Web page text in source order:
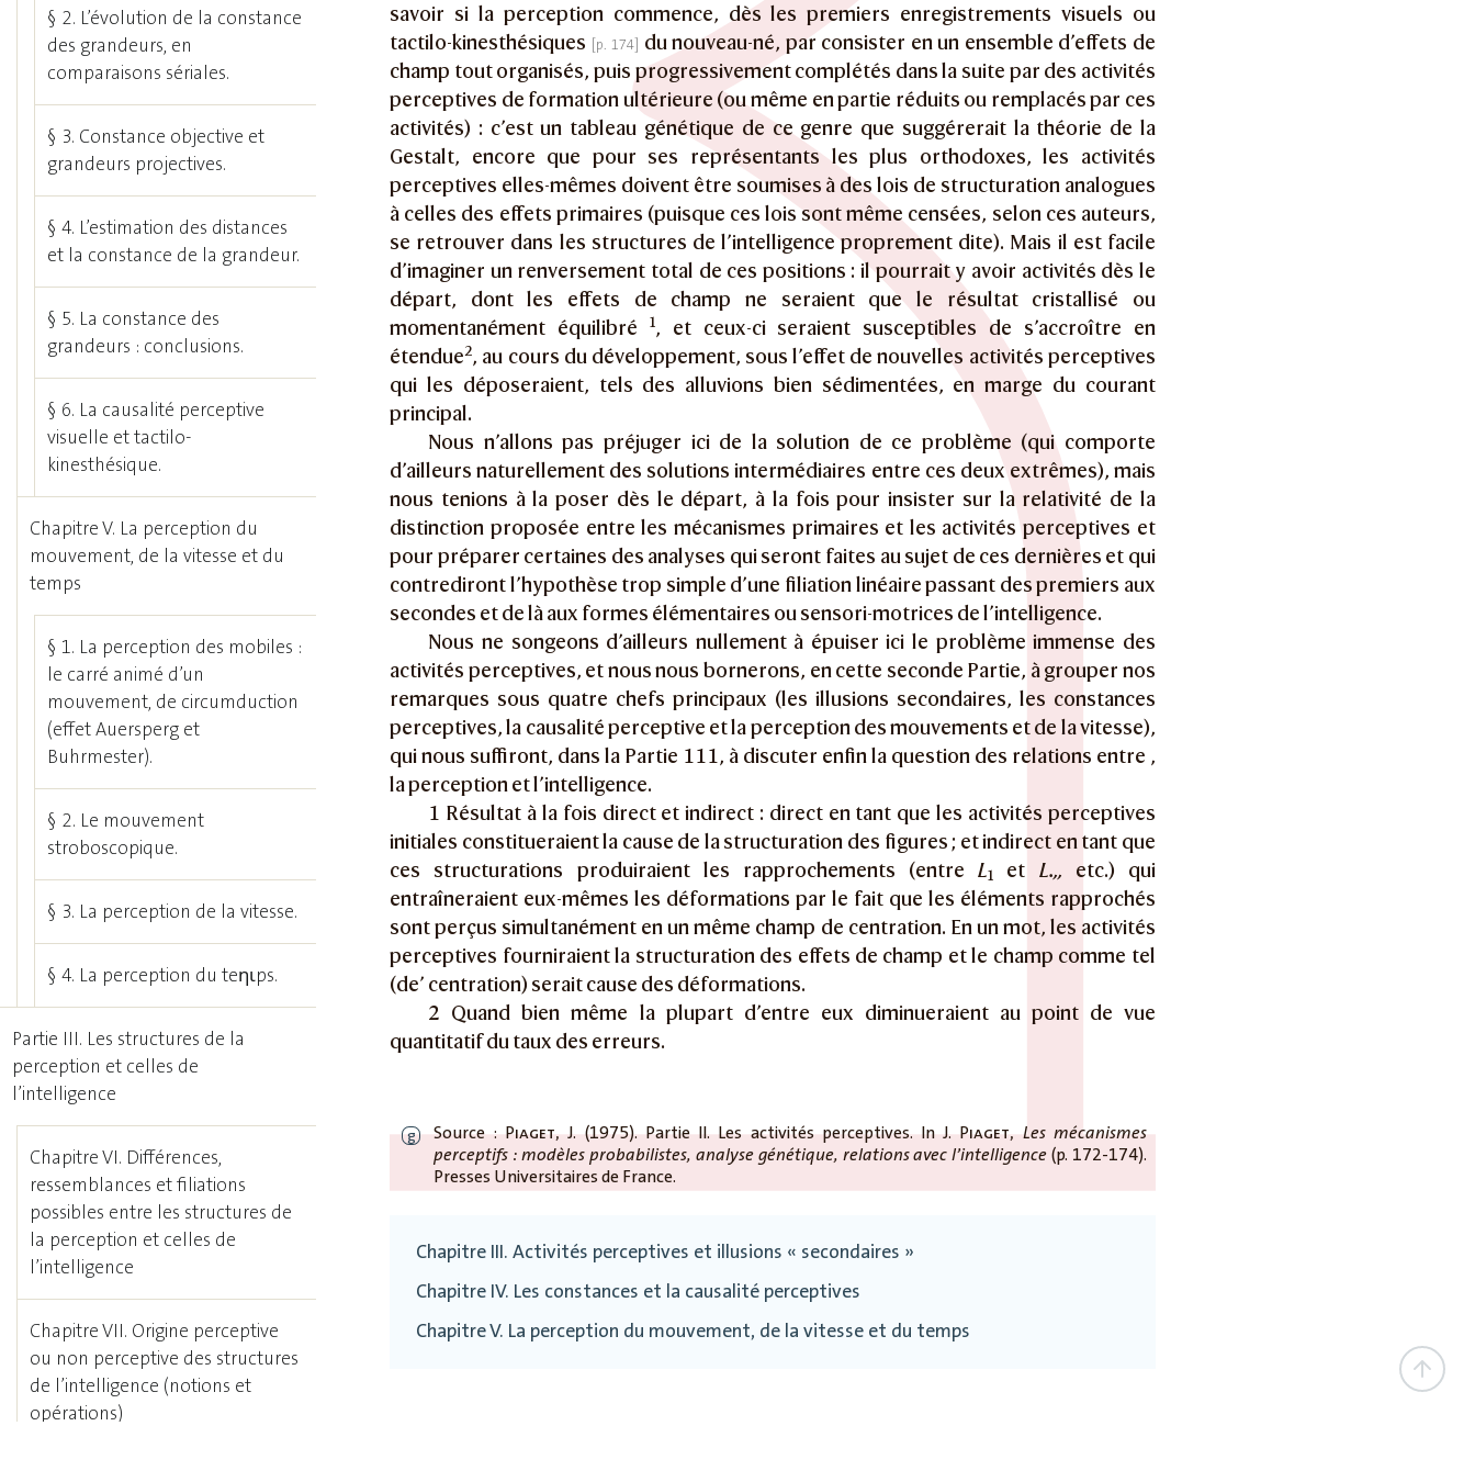
savoir si la perception commence, dès les premiers enregistrements visuels ou
tactilo-kinesthésiques
du nouveau-né, par consister en un ensemble d’effets de
champ tout organisés, puis progressivement complétés dans la suite par des activités
perceptives de formation ultérieure (ou même en partie réduits ou remplacés par ces
activités) : c’est un tableau génétique de ce genre que suggérerait la théorie de la
Gestalt, encore que pour ses représentants les plus orthodoxes, les activités
perceptives elles-mêmes doivent être soumises à des lois de structuration analogues
à celles des effets primaires (puisque ces lois sont même censées, selon ces auteurs,
se retrouver dans les structures de l’intelligence proprement dite). Mais il est facile
d’imaginer un renversement total de ces positions : il pourrait y avoir activités dès le
départ, dont les effets de champ ne seraient que le résultat cristallisé ou
momentanément équilibré
1, et ceux-ci seraient susceptibles de s’accroître en
étendue2, au cours du développement, sous l’effet de nouvelles activités perceptives
qui les déposeraient, tels des alluvions bien sédimentées, en marge du courant
principal.
Nous n’allons pas préjuger ici de la solution de ce problème (qui comporte
d’ailleurs naturellement des solutions intermédiaires entre ces deux extrêmes), mais
nous tenions à la poser dès le départ, à la fois pour insister sur la relativité de la
distinction proposée entre les mécanismes primaires et les activités perceptives et
pour préparer certaines des analyses qui seront faites au sujet de ces dernières et qui
contrediront l’hypothèse trop simple d’une filiation linéaire passant des premiers aux
secondes et de là aux formes élémentaires ou sensori-motrices de l’intelligence.
Nous ne songeons d’ailleurs nullement à épuiser ici le problème immense des
activités perceptives, et nous nous bornerons, en cette seconde Partie, à grouper nos
remarques sous quatre chefs principaux (les illusions secondaires, les constances
perceptives, la causalité perceptive et la perception des mouvements et de la vitesse),
qui nous suffiront, dans la Partie 111, à discuter enfin la question des relations entre ,
la perception et l’intelligence.
1 Résultat à la fois direct et indirect : direct en tant que les activités perceptives
initiales constitueraient la cause de la structuration des figures ; et indirect en tant que
ces structurations produiraient les rapprochements (entreL1 et L.,, etc.) qui
entraîneraient eux-mêmes les déformations par le fait que les éléments rapprochés
sont perçus simultanément en un même champ de centration. En un mot, les activités
perceptives fourniraient la structuration des effets de champ et le champ comme tel
(de’ centration) serait cause des déformations.
2 Quand bien même la plupart d’entre eux diminueraient au point de vue
quantitatif du taux des erreurs.
g Source :Piaget, J. (1975). Partie II. Les activités perceptives. In J.Piaget,Les mécanismes
perceptifs : modèles probabilistes, analyse génétique, relations avec l’intelligence (p. 172-174).
Presses Universitaires de France.
Chapitre III. Activités perceptives et illusions « secondaires »
Chapitre IV. Les constances et la causalité perceptives
Chapitre V. La perception du mouvement, de la vitesse et du temps
§ 2. L’évolution de la constance
des grandeurs, en
comparaisons sériales.
§ 3. Constance objective et
grandeurs projectives.
§ 4. L’estimation des distances
et la constance de la grandeur.
§ 5. La constance des
grandeurs : conclusions.
§ 6. La causalité perceptive
visuelle et tactilo-
kinesthésique.
Chapitre V. La perception du
mouvement, de la vitesse et du
temps
§ 1. La perception des mobiles :
le carré animé d’un
mouvement, de circumduction
(effet Auersperg et
Buhrmester).
§ 2. Le mouvement
stroboscopique.
§ 3. La perception de la vitesse.
§ 4. La perception du teηιps.
Partie III. Les structures de la
perception et celles de
l’intelligence
Chapitre VI. Différences,
ressemblances et filiations
possibles entre les structures de
la perception et celles de
l’intelligence
Chapitre VII. Origine perceptive
ou non perceptive des structures
de l’intelligence (notions et
opérations)